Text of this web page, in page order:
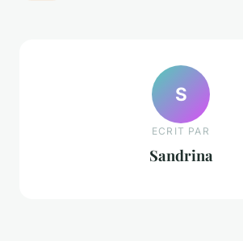
S
ECRIT PAR
Sandrina